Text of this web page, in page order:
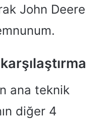
John Deere
ana teknik
diğer 4